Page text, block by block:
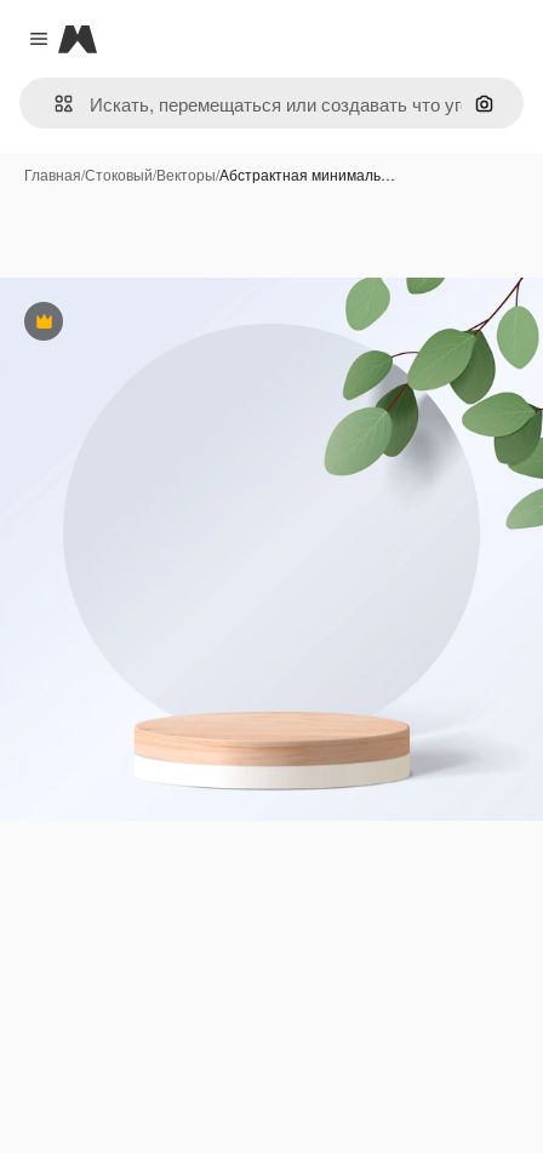
Close menu
Magnific
Поиск
Главная/Стоковый/Векторы/Абстрактная минималь…
Премиум